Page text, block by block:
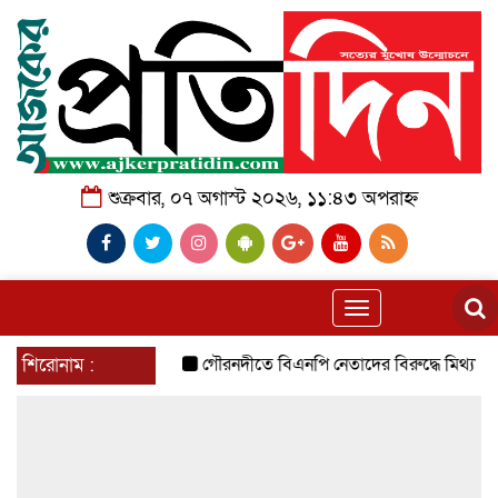
শুক্রবার, ০৭ অগাস্ট ২০২৬, ১১:৪৩ অপরাহ্ন
Toggle
navigation
শিরোনাম : গৌরনদীতে বিএনপি নেতাদের বিরুদ্ধে মিথ্যা